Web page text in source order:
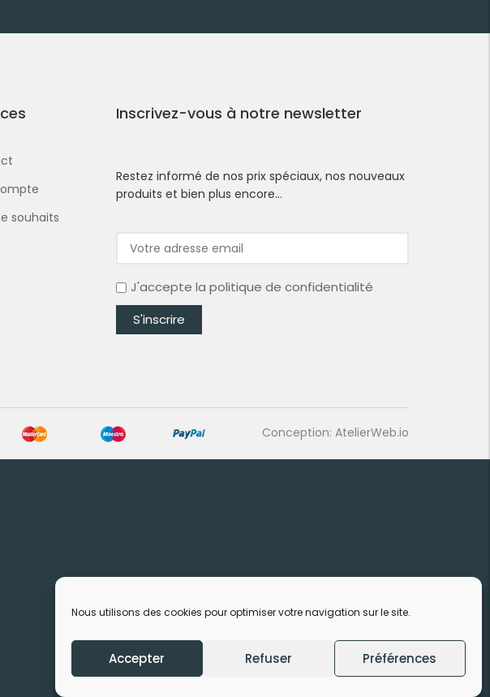
Nous utilisons des cookies pour optimiser votre navigation sur le site.
Accepter Refuser Préférences
souhaits
Inscrivez-vous à notre newsletter
Restez informé de nos prix spéciaux, nos nouveaux
produits et bien plus encore…
J'accepte la politique de confidentialité
Conception: AtelierWeb.io